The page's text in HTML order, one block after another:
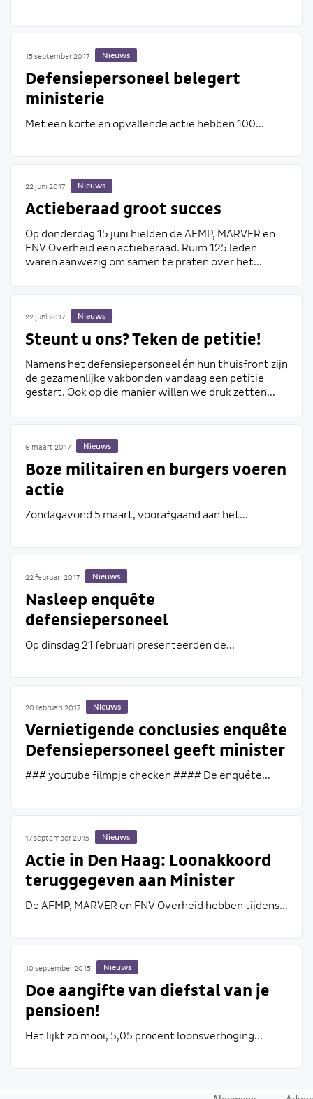
15 september 2017 Nieuws
Defensiepersoneel belegert
ministerie
Met een korte en opvallende actie hebben 100...
22 juni 2017 Nieuws
Actieberaad groot succes
Op donderdag 15 juni hielden de AFMP, MARVER en
FNV Overheid een actieberaad. Ruim 125 leden
waren aanwezig om samen te praten over het...
22 juni 2017 Nieuws
Steunt u ons? Teken de petitie!
Namens het defensiepersoneel én hun thuisfront zijn
de gezamenlijke vakbonden vandaag een petitie
gestart. Ook op die manier willen we druk zetten...
6 maart 2017 Nieuws
Boze militairen en burgers voeren
actie
Zondagavond 5 maart, voorafgaand aan het...
22 februari 2017 Nieuws
Nasleep enquête
defensiepersoneel
Op dinsdag 21 februari presenteerden de...
20 februari 2017 Nieuws
Vernietigende conclusies enquête
Defensiepersoneel geeft minister
de rode kaart
### youtube filmpje checken #### De enquête...
17 september 2015 Nieuws
Actie in Den Haag: Loonakkoord
teruggegeven aan Minister
De AFMP, MARVER en FNV Overheid hebben tijdens...
10 september 2015 Nieuws
Doe aangifte van diefstal van je
pensioen!
Het lijkt zo mooi, 5,05 procent loonsverhoging...